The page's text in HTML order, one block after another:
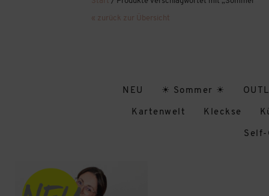
« zurück zur Übersicht
NEU ☀ Sommer ☀
Kartenwelt Kleckse
Self-